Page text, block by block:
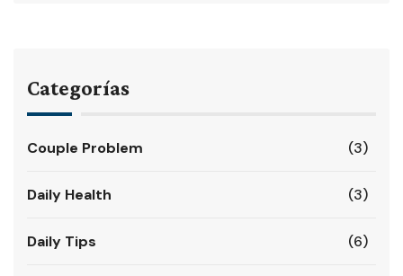
Categorías
Couple Problem (3)
Daily Health (3)
Daily Tips (6)